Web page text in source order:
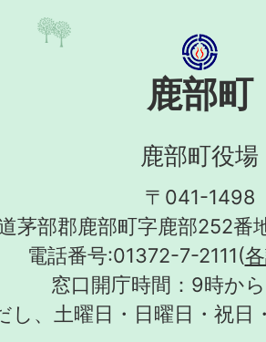
鹿部町
鹿部町役場
〒041-1498
茅部郡鹿部町字鹿部252番
電話番号:01372-7-2111(
窓口開庁時間：9時か
し、土曜日・日曜日・祝日